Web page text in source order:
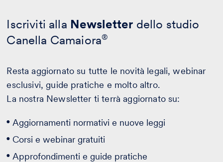
Iscriviti alla Newsletter dello studio
Canella Camaiora®
Resta aggiornato su tutte le novità legali, webinar
esclusivi, guide pratiche e molto altro.
La nostra Newsletter ti terrà aggiornato su:
Aggiornamenti normativi e nuove leggi
Corsi e webinar gratuiti
Approfondimenti e guide pratiche